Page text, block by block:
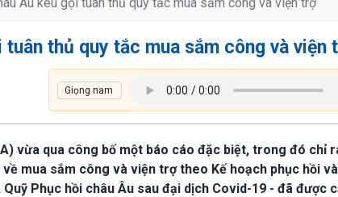
tuân thủ quy tắc mua sắm công và viện
vừa qua công bố một báo cáo đặc biệt, trong đó chỉ
mua sắm công và viện trợ theo Kế hoạch phục hồi
Phục hồi châu Âu sau đại dịch Covid-19 - đã được